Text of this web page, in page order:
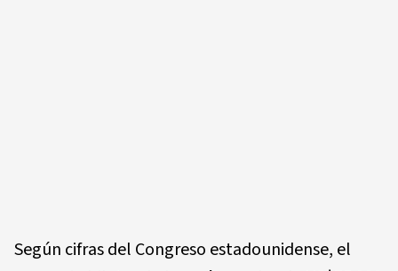
Según cifras del Congreso estadounidense, el